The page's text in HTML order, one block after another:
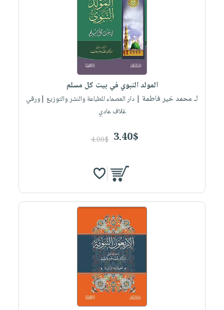
المولد النبوي في بيت كل مسلم
لـ محمد خير فاطمة | دار العصماء للطباعة والنشر والتوزيع |ورقي
غلاف عادي
3.40$
4.00$